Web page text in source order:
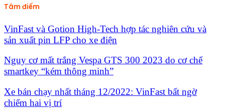
Tâm điểm
VinFast và Gotion High-Tech hợp tác nghiên cứu và
sản xuất pin LFP cho xe điện
Nguy cơ mất trắng Vespa GTS 300 2023 do cơ chế
smartkey “kém thông minh”
Xe bán chạy nhất tháng 12/2022: VinFast bất ngờ
chiếm hai vị trí